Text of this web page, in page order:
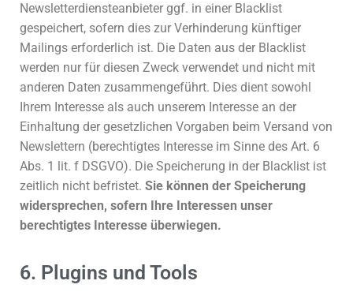
Newsletterdiensteanbieter ggf. in einer Blacklist
gespeichert, sofern dies zur Verhinderung künftiger
Mailings erforderlich ist. Die Daten aus der Blacklist
werden nur für diesen Zweck verwendet und nicht mit
anderen Daten zusammengeführt. Dies dient sowohl
Ihrem Interesse als auch unserem Interesse an der
Einhaltung der gesetzlichen Vorgaben beim Versand von
Newslettern (berechtigtes Interesse im Sinne des Art. 6
Abs. 1 lit. f DSGVO). Die Speicherung in der Blacklist ist
zeitlich nicht befristet. Sie können der Speicherung
widersprechen, sofern Ihre Interessen unser
berechtigtes Interesse überwiegen.
6. Plugins und Tools